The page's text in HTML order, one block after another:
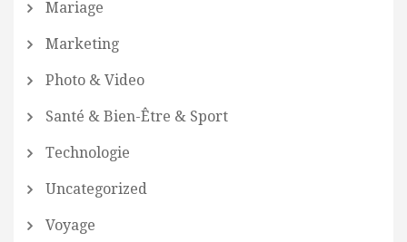
Mariage
Marketing
Photo & Video
Santé & Bien-Être & Sport
Technologie
Uncategorized
Voyage